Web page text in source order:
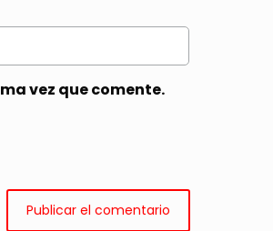
vez que comente.